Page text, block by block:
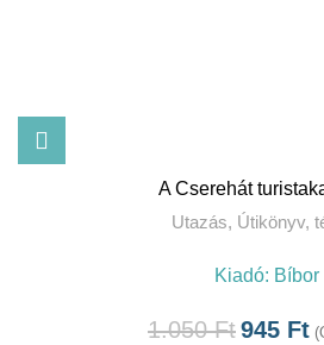
A Cserehát
Utazás, Útikönyv,
Kiadó: Bíbor
1.050Ft945 Ft